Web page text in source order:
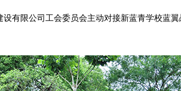
有限公司工会委员会主动对接新蓝青学校蓝